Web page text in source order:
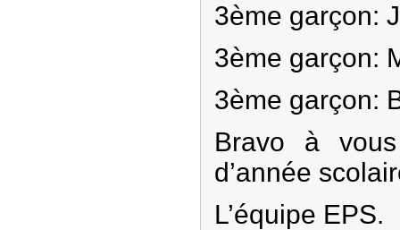
3ème garçon:
3ème garçon:
3ème garçon:
Bravo à
d’année
L’équipe EPS.